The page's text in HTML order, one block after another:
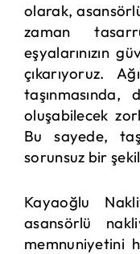
olarak,
zaman
eşyalarınızın
çıkarıyoruz.
taşınmasında,
oluşabilecek
Bu sayede,
sorunsuz bir
Kayaoğlu
asansörlü
memnuniyetini